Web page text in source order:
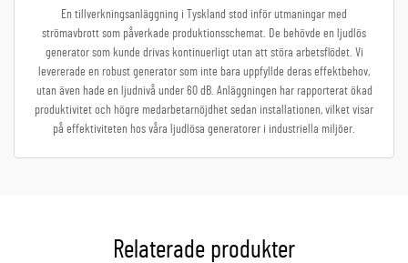
En tillverkningsanläggning i Tyskland stod inför utmaningar med
strömavbrott som påverkade produktionsschemat. De behövde en ljudlös
generator som kunde drivas kontinuerligt utan att störa arbetsflödet. Vi
levererade en robust generator som inte bara uppfyllde deras effektbehov,
utan även hade en ljudnivå under 60 dB. Anläggningen har rapporterat ökad
produktivitet och högre medarbetarnöjdhet sedan installationen, vilket visar
på effektiviteten hos våra ljudlösa generatorer i industriella miljöer.
Relaterade produkter